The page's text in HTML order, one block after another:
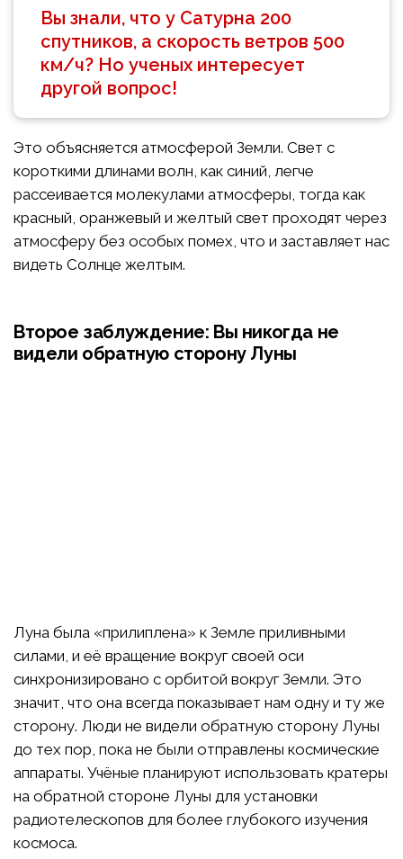
Вы знали, что у Сатурна 200
спутников, а скорость ветров 500
км/ч? Но ученых интересует
другой вопрос!
Это объясняется атмосферой Земли. Свет с
короткими длинами волн, как синий, легче
рассеивается молекулами атмосферы, тогда как
красный, оранжевый и желтый свет проходят через
атмосферу без особых помех, что и заставляет нас
видеть Солнце желтым.
Второе заблуждение: Вы никогда не
видели обратную сторону Луны
Луна была «прилиплена» к Земле приливными
силами, и её вращение вокруг своей оси
синхронизировано с орбитой вокруг Земли. Это
значит, что она всегда показывает нам одну и ту же
сторону. Люди не видели обратную сторону Луны
до тех пор, пока не были отправлены космические
аппараты. Учёные планируют использовать кратеры
на обратной стороне Луны для установки
радиотелескопов для более глубокого изучения
космоса.